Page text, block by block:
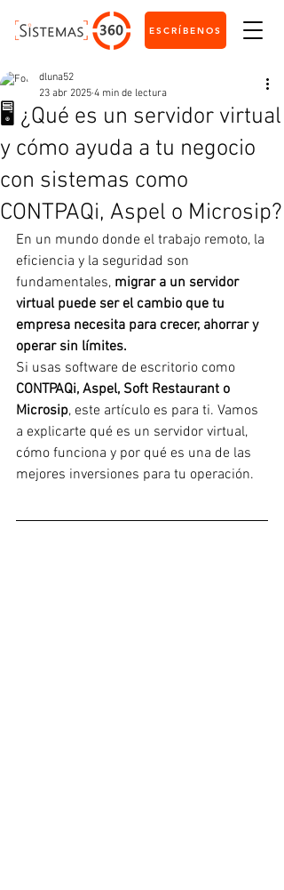
ESCRÍBENOS
🖥️ ¿Qué es un servidor virtual
y cómo ayuda a tu negocio
con sistemas como
CONTPAQi, Aspel o Microsip?
dluna52
23 abr 2025 4 min de lectura
En un mundo donde el trabajo remoto, la
eficiencia y la seguridad son
fundamentales, migrar a un servidor
virtual puede ser el cambio que tu
empresa necesita para crecer, ahorrar y
operar sin límites.
Si usas software de escritorio como
CONTPAQi, Aspel, Soft Restaurant o
Microsip, este artículo es para ti. Vamos
a explicarte qué es un servidor virtual,
cómo funciona y por qué es una de las
mejores inversiones para tu operación.